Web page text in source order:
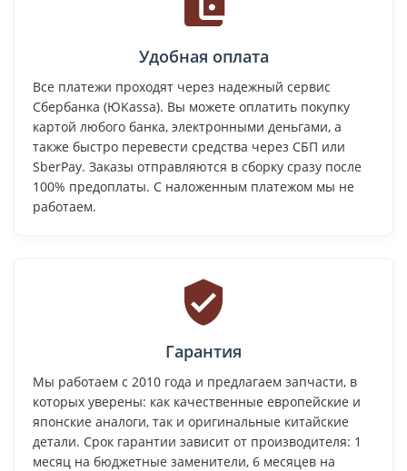
Удобная оплата
Все платежи проходят через надежный сервис
Сбербанка (ЮKassa). Вы можете оплатить покупку
картой любого банка, электронными деньгами, а
также быстро перевести средства через СБП или
SberPay. Заказы отправляются в сборку сразу после
100% предоплаты. С наложенным платежом мы не
работаем.
Гарантия
Мы работаем с 2010 года и предлагаем запчасти, в
которых уверены: как качественные европейские и
японские аналоги, так и оригинальные китайские
детали. Срок гарантии зависит от производителя: 1
месяц на бюджетные заменители, 6 месяцев на